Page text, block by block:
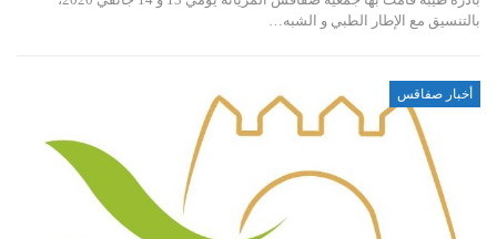
بالتنسيق مع الإطار الطبي و الشبه…
أخبار صفاقس